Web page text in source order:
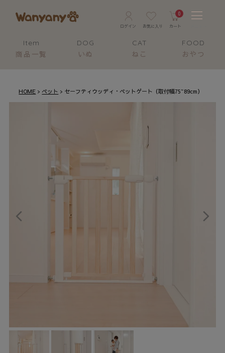
0
Item
商品一覧
DOG
いぬ
CAT
ねこ
FOOD
おやつ
HOME ペット セーフティウッディ・ペットゲート（取付幅75~89cm）